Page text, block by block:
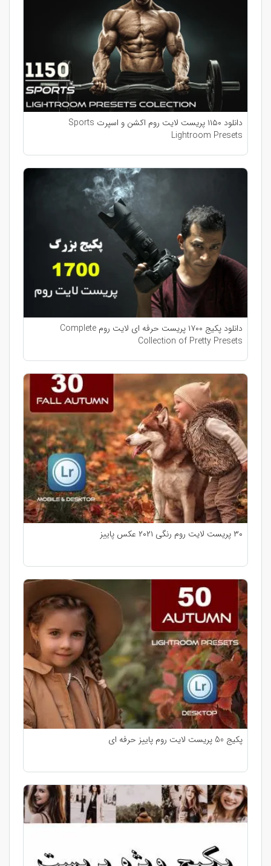
دانلود ۱۱۵۰ پریست لایت روم اکشن و اسپرت Sports
Lightroom Presets
دانلود پکیج ۱۷۰۰ پریست حرفه ای لایت روم Complete
Collection of Pretty Presets
۳۰ پریست لایت روم رنگی ۲۰۲۱ عکس پاییز
پکیج 50 پریست لایت روم پاییز حرفه ای